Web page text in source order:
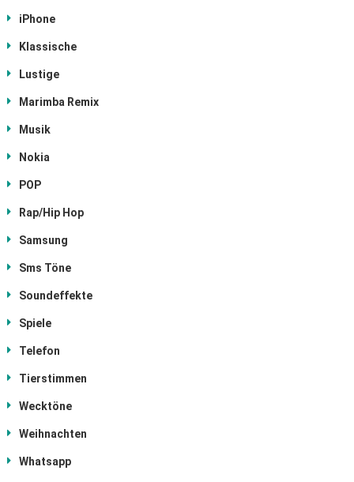
iPhone
Klassische
Lustige
Marimba Remix
Musik
Nokia
POP
Rap/Hip Hop
Samsung
Sms Töne
Soundeffekte
Spiele
Telefon
Tierstimmen
Wecktöne
Weihnachten
Whatsapp